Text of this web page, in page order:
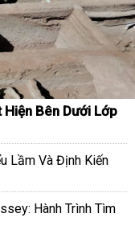
Bên Dưới Lớp
Lầm Và Định Kiến
Hành Trình Tìm